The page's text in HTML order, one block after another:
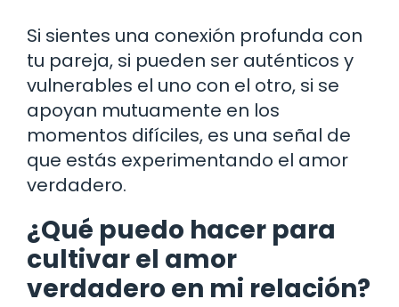
Si sientes una conexión profunda con
tu pareja, si pueden ser auténticos y
vulnerables el uno con el otro, si se
apoyan mutuamente en los
momentos difíciles, es una señal de
que estás experimentando el amor
verdadero.
¿Qué puedo hacer para
cultivar el amor
verdadero en mi relación?